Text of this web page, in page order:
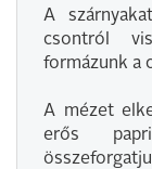
A
csontról
formázunk a
A mézet
erős